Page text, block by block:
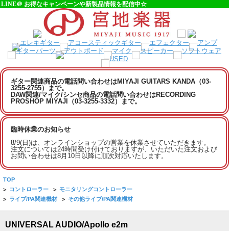
LINE＠ お得なキャンペーンや新製品情報を配信中☆
ギター関連商品の電話問い合わせはMIYAJI GUITARS KANDA（03-
3255-2755）まで。
DAW関連/マイク/シンセ商品の電話問い合わせはRECORDING
PROSHOP MIYAJI（03-3255-3332）まで。
臨時休業のお知らせ
8/9(日)は、オンラインショップの営業を休業させていただきます。
注文については24時間受け付けておりますが、いただいた注文および
お問い合わせは8月10日以降に順次対応いたします。
TOP
> コントローラー > モニタリングコントローラー
> ライブ/PA関連機材 > その他ライブ/PA関連機材
UNIVERSAL AUDIO/Apollo e2m